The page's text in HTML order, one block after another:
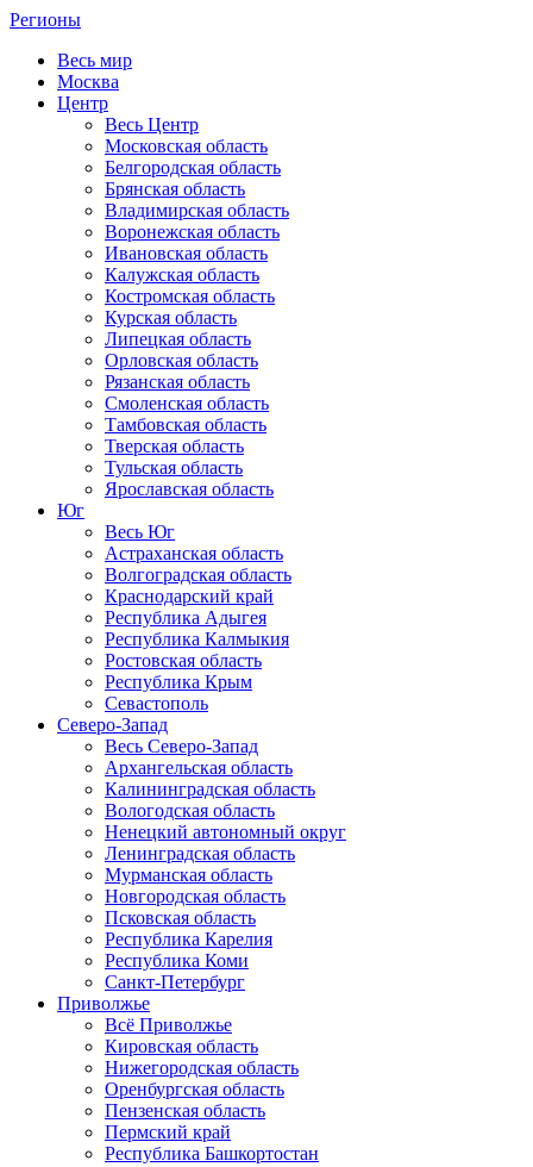
Регионы
Весь мир
Москва
Центр
Весь Центр
Московская область
Белгородская область
Брянская область
Владимирская область
Воронежская область
Ивановская область
Калужская область
Костромская область
Курская область
Липецкая область
Орловская область
Рязанская область
Смоленская область
Тамбовская область
Тверская область
Тульская область
Ярославская область
Юг
Весь Юг
Астраханская область
Волгоградская область
Краснодарский край
Республика Адыгея
Республика Калмыкия
Ростовская область
Республика Крым
Севастополь
Северо-Запад
Весь Северо-Запад
Архангельская область
Калининградская область
Вологодская область
Ненецкий автономный округ
Ленинградская область
Мурманская область
Новгородская область
Псковская область
Республика Карелия
Республика Коми
Санкт-Петербург
Приволжье
Всё Приволжье
Кировская область
Нижегородская область
Оренбургская область
Пензенская область
Пермский край
Республика Башкортостан